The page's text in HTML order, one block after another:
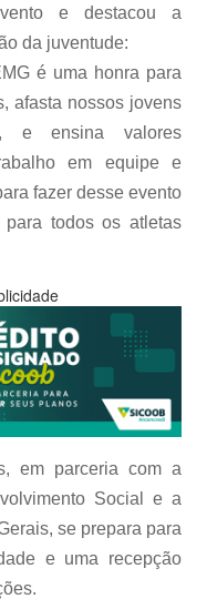
e destacou a
da juventude:
é uma honra para
afasta nossos jovens
e ensina valores
em equipe e
fazer desse evento
todos os atletas
em parceria com a
Social e a
se prepara para
e uma recepção